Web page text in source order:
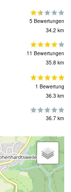
5 Bewertungen
34.2 km
11 Bewertungen
35.8 km
1 Bewertung
36.3 km
36.7 km